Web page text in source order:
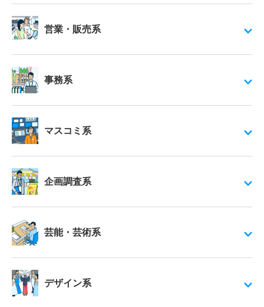
営業・販売系
事務系
マスコミ系
企画調査系
芸能・芸術系
デザイン系